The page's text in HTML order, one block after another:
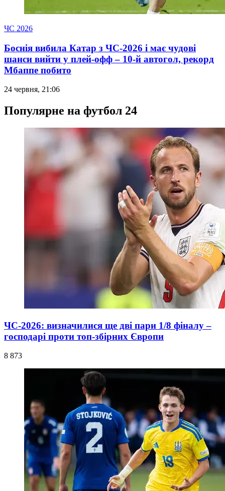
ЧС 2026
Боснія вибила Катар з ЧС-2026 і має чудові
шанси вийти у плей-офф – 10-й автогол, рекорд
Мбаппе побито
24 червня, 21:06
Популярне на футбол 24
ЧС-2026: визначилися ще дві пари 1/8 фіналу –
господарі проти топ-збірних Європи
8 873